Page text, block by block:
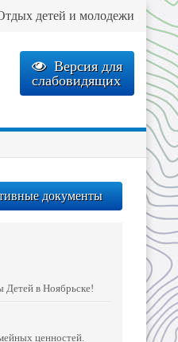
Версия для
слабовидящих
детей и молодежи
документы
Детей в Ноябрьске!
ценностей.